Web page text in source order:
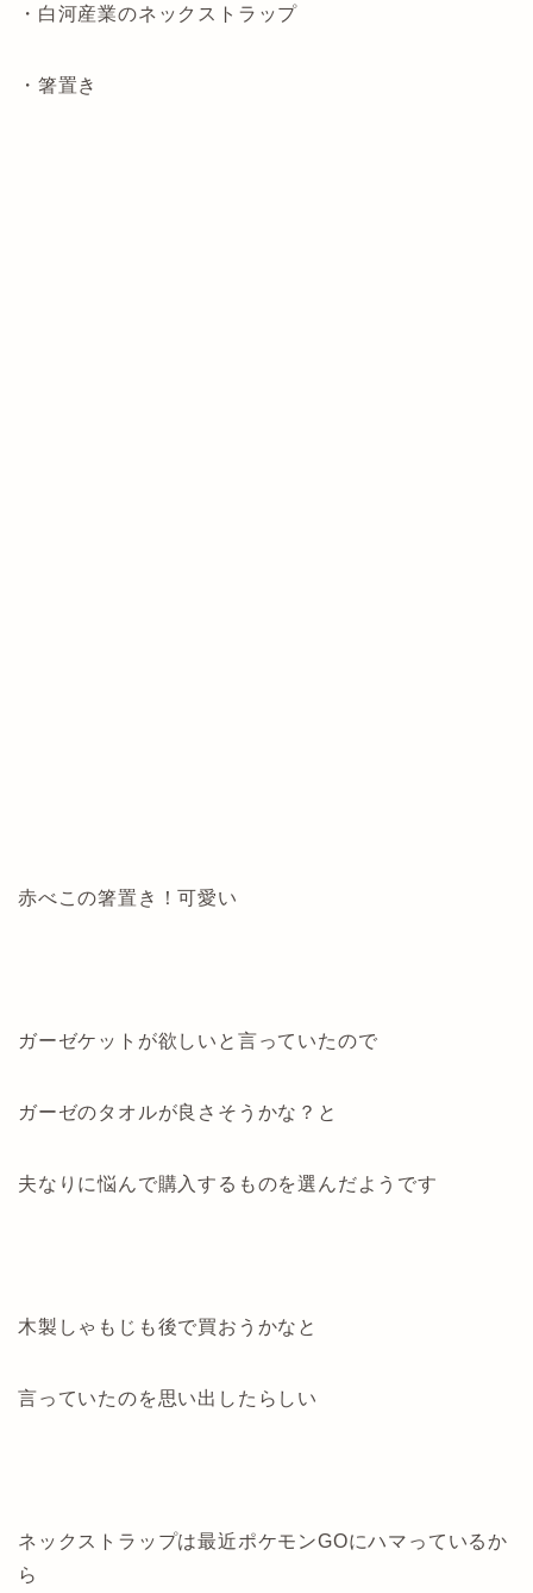
・白河産業のネックストラップ
・箸置き
赤べこの箸置き！可愛い
ガーゼケットが欲しいと言っていたので
ガーゼのタオルが良さそうかな？と
夫なりに悩んで購入するものを選んだようです
木製しゃもじも後で買おうかなと
言っていたのを思い出したらしい
ネックストラップは最近ポケモンGOにハマっているか
ら